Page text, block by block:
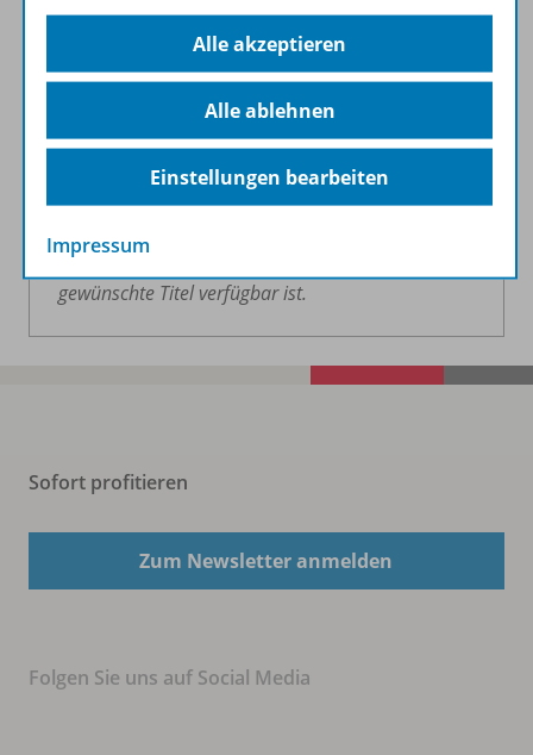
Schreiben Sie uns gerne eine Nachricht! Wir
Kontaktformularerreichbar.
Ein Verkauf vor Ort ist ausschließlich nach
vorheriger telefonischer oder schriftlicher
Voranmeldung möglich. Nach Ihrer Anfrage
erhalten Sie eine Rückmeldung, ob der
gewünschte Titel verfügbar ist.
Sofort profitieren
Zum Newsletter anmelden
Folgen Sie uns auf Social Media
Alle akzeptieren
Alle ablehnen
Einstellungen bearbeiten
Impressum